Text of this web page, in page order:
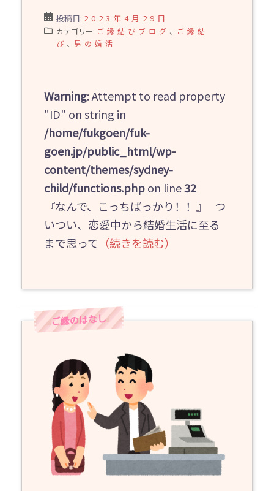
投稿日: 2023年4月29日
カテゴリー: ご縁結びブログ 、
ご縁結
び 、 男の婚活
Warning: Attempt to read property
"ID" on string in
/home/fukgoen/fuk-
goen.jp/public_html/wp-
content/themes/sydney-
child/functions.phpon line32
『なんで、こっちばっかり！！』 つ
いつい、恋愛中から結婚生活に至る
まで思って （続きを読む）